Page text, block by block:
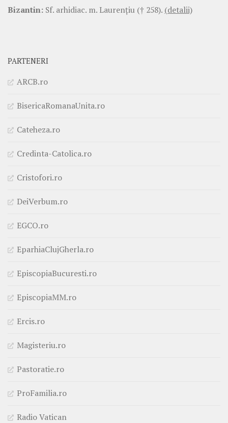
Bizantin: Sf. arhidiac. m. Laurenţiu († 258). (detalii)
PARTENERI
ARCB.ro
BisericaRomanaUnita.ro
Cateheza.ro
Credinta-Catolica.ro
Cristofori.ro
DeiVerbum.ro
EGCO.ro
EparhiaClujGherla.ro
EpiscopiaBucuresti.ro
EpiscopiaMM.ro
Ercis.ro
Magisteriu.ro
Pastoratie.ro
ProFamilia.ro
Radio Vatican